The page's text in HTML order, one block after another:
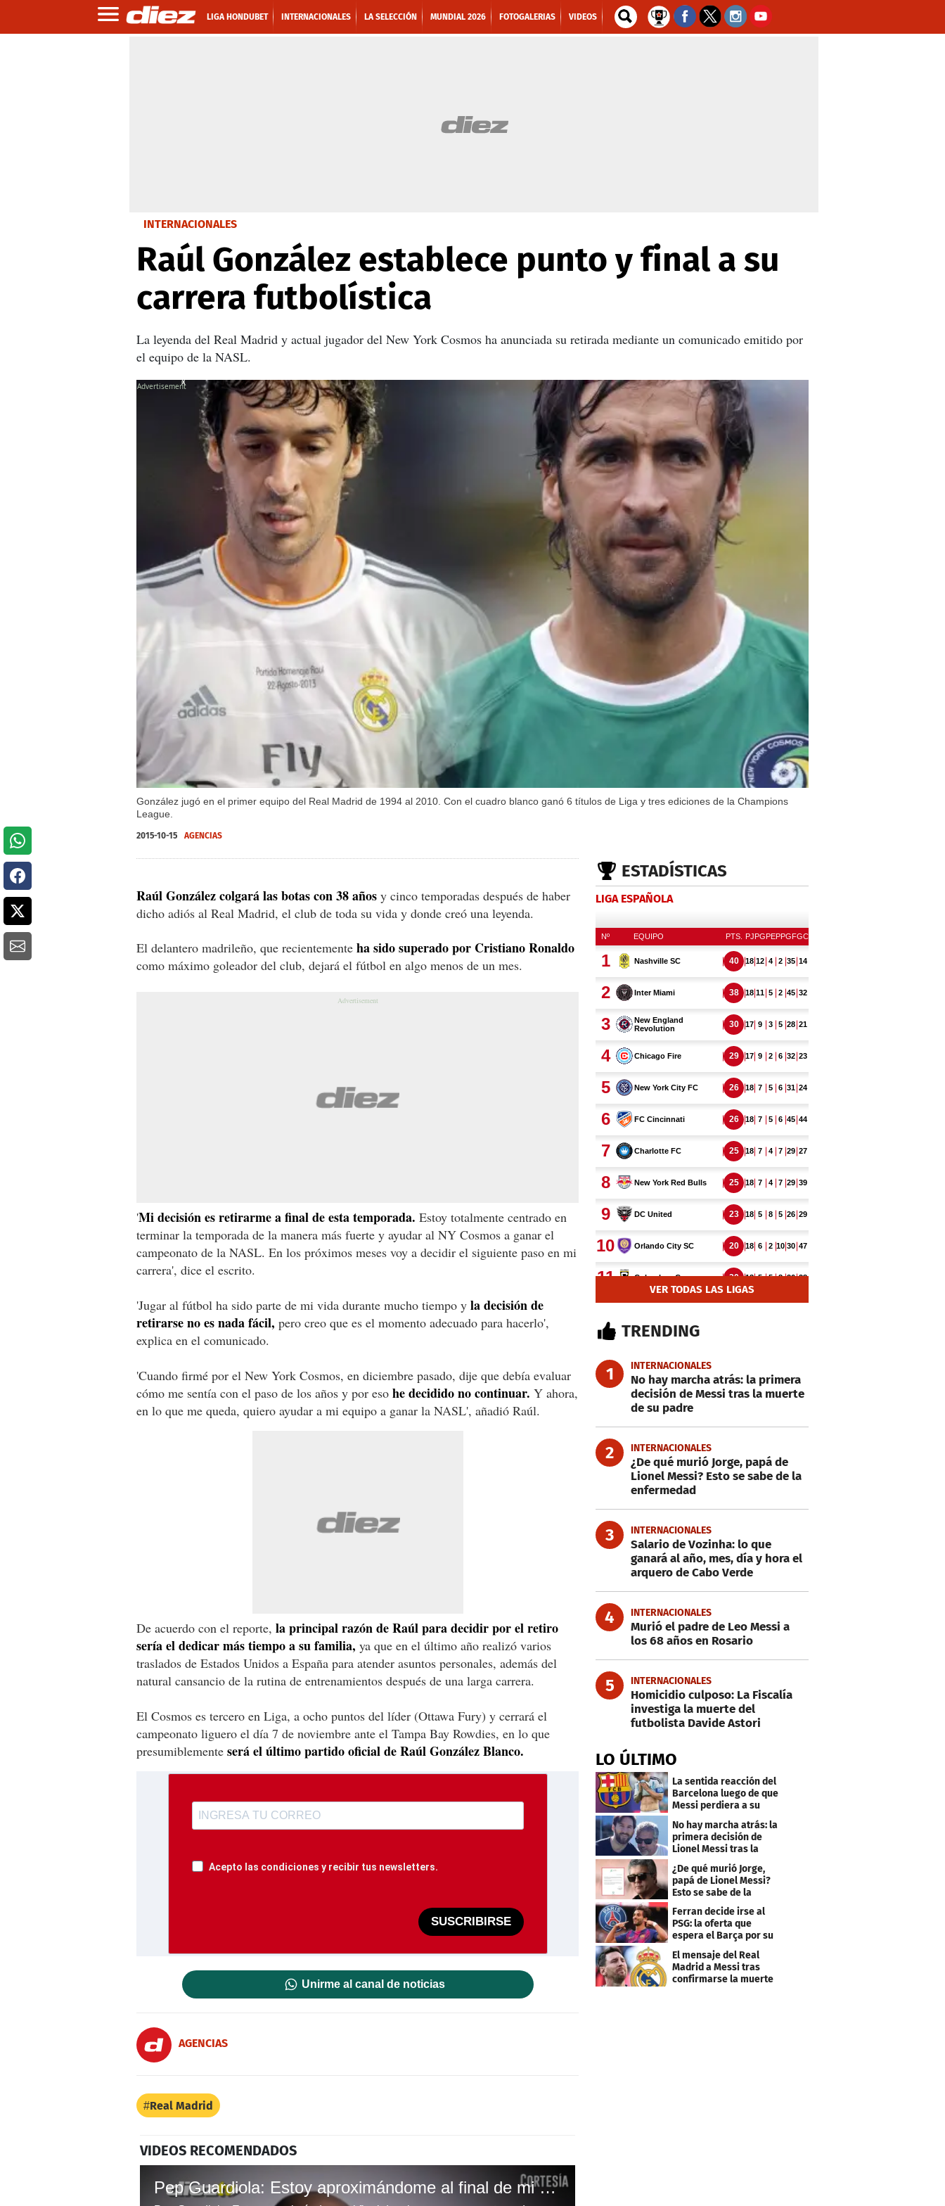
LIGA HONDUBET INTERNACIONALES LA SELECCIÓN MUNDIAL 2026 FOTOGALERIAS VIDEOS
INTERNACIONALES
Raúl González establece punto y final a su
carrera futbolística
La leyenda del Real Madrid y actual jugador del New York Cosmos ha anunciada su retirada mediante un comunicado emitido por
el equipo de la NASL.
González jugó en el primer equipo del Real Madrid de 1994 al 2010. Con el cuadro blanco ganó 6 títulos de Liga y tres ediciones de la Champions
League.
X
2015-10-15 AGENCIAS
Raúl González colgará las botas con 38 años y cinco temporadas después de haber
dicho adiós al Real Madrid, el club de toda su vida y donde creó una leyenda.
El delantero madrileño, que recientemente ha sido superado por Cristiano Ronaldo
como máximo goleador del club, dejará el fútbol en algo menos de un mes.
'Mi decisión es retirarme a final de esta temporada. Estoy totalmente centrado en
terminar la temporada de la manera más fuerte y ayudar al NY Cosmos a ganar el
campeonato de la NASL. En los próximos meses voy a decidir el siguiente paso en mi
carrera', dice el escrito.
'Jugar al fútbol ha sido parte de mi vida durante mucho tiempo y la decisión de
retirarse no es nada fácil, pero creo que es el momento adecuado para hacerlo',
explica en el comunicado.
'Cuando firmé por el New York Cosmos, en diciembre pasado, dije que debía evaluar
cómo me sentía con el paso de los años y por eso he decidido no continuar. Y ahora,
en lo que me queda, quiero ayudar a mi equipo a ganar la NASL', añadió Raúl.
De acuerdo con el reporte, la principal razón de Raúl para decidir por el retiro
sería el dedicar más tiempo a su familia, ya que en el último año realizó varios
traslados de Estados Unidos a España para atender asuntos personales, además del
natural cansancio de la rutina de entrenamientos después de una larga carrera.
El Cosmos es tercero en Liga, a ocho puntos del líder (Ottawa Fury) y cerrará el
campeonato liguero el día 7 de noviembre ante el Tampa Bay Rowdies, en lo que
presumiblemente será el último partido oficial de Raúl González Blanco.
Acepto las condiciones y recibir tus newsletters.
SUSCRIBIRSE
Unirme al canal de noticias
AGENCIAS
Real Madrid
VIDEOS RECOMENDADOS
Pep Guardiola: Estoy aproximándome al final de mi carrera como entrenador
ESTADÍSTICAS
LIGA ESPAÑOLA
VER TODAS LAS LIGAS
TRENDING
1 INTERNACIONALES
No hay marcha atrás: la primera
decisión de Messi tras la muerte
de su padre
2 INTERNACIONALES
¿De qué murió Jorge, papá de
Lionel Messi? Esto se sabe de la
enfermedad
3 INTERNACIONALES
Salario de Vozinha: lo que
ganará al año, mes, día y hora el
arquero de Cabo Verde
4 INTERNACIONALES
Murió el padre de Leo Messi a
los 68 años en Rosario
5 INTERNACIONALES
Homicidio culposo: La Fiscalía
investiga la muerte del
futbolista Davide Astori
LO ÚLTIMO
La sentida reacción del
Barcelona luego de que
Messi perdiera a su
No hay marcha atrás: la
primera decisión de
Lionel Messi tras la
muerte de su padre
¿De qué murió Jorge,
papá de Lionel Messi?
Esto se sabe de la
enfermedad
Ferran decide irse al
PSG: la oferta que
espera el Barça por su
traspaso
El mensaje del Real
Madrid a Messi tras
confirmarse la muerte